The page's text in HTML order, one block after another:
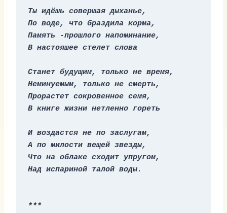
Ты идёшь совершая дыханье,
По воде, что браздила корма,
Память -прошлого напоминание,
В настояшее стелет слова
Станет будущим, только не время,
Неминуемым, только не смерть,
Прорастет сокровенное семя,
В книге жизни нетленно гореть
И воздастся не по заслугам,
А по милости вещей звезды,
Что на облаке сходит упругом,
Над испариной талой воды.
***